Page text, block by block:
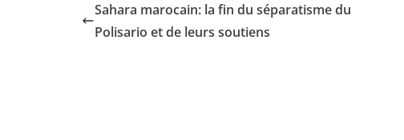
Sahara marocain: la fin du séparatisme du
Polisario et de leurs soutiens